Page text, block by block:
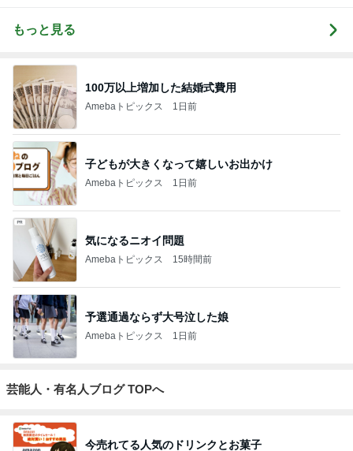
もっと見る
100万以上増加した結婚式費用
Amebaトピックス 1日前
子どもが大きくなって嬉しいお出かけ
Amebaトピックス 1日前
気になるニオイ問題
Amebaトピックス 15時間前
予選通過ならず大号泣した娘
Amebaトピックス 1日前
芸能人・有名人ブログ TOPへ
今売れてる人気のドリンクとお菓子